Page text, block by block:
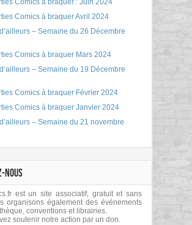
Comics à braquer : Juin 2024
Comics à braquer Avril 2024
– Semaine du 26 Décembre
Comics à braquer Mars 2024
– Semaine du 19 Décembre
Comics à braquer Février 2024
Comics à braquer Janvier 2024
– Semaine du 21 novembre
NOUS
est un site associatif, gratuit et sans
organisons également des événements
conventions et librairies.
soutenir notre action par un don.